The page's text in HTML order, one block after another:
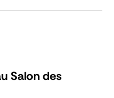
Salon des